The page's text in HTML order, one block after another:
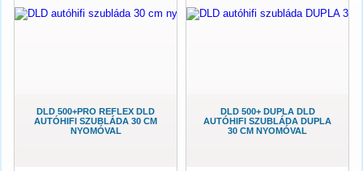
DLD 500+PRO REFLEX DLD
AUTÓHIFI SZUBLÁDA 30 CM
NYOMÓVAL
DLD 500+ DUPLA DLD
AUTÓHIFI SZUBLÁDA DUPLA
30 CM NYOMÓVAL